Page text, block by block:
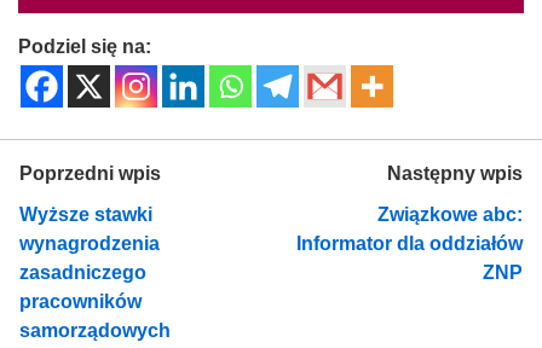
Podziel się na:
Poprzedni wpis
Wyższe stawki
wynagrodzenia
zasadniczego
pracowników
samorządowych
Następny wpis
Związkowe abc:
Informator dla oddziałów
ZNP